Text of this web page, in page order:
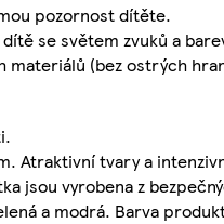
pozornost dítěte.
se světem zvuků a
materiálů (bez ostrých
Atraktivní tvary a
jsou vyrobena z
a modrá. Barva